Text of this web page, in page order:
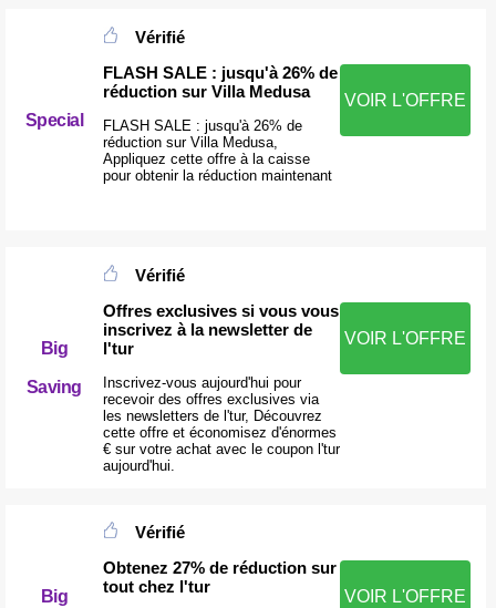
Special
Vérifié
FLASH SALE : jusqu'à 26% de
réduction sur Villa Medusa
FLASH SALE : jusqu'à 26% de
réduction sur Villa Medusa,
Appliquez cette offre à la caisse
pour obtenir la réduction maintenant
VOIR L'OFFRE
Big
Saving
Vérifié
Offres exclusives si vous vous
inscrivez à la newsletter de
l'tur
Inscrivez-vous aujourd'hui pour
recevoir des offres exclusives via
les newsletters de l'tur, Découvrez
cette offre et économisez d'énormes
€ sur votre achat avec le coupon l'tur
aujourd'hui.
VOIR L'OFFRE
Big
Vérifié
Obtenez 27% de réduction sur
tout chez l'tur
VOIR L'OFFRE